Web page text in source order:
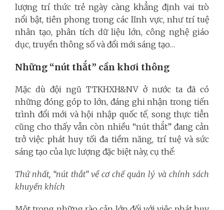
lượng trí thức trẻ ngày càng khẳng định vai trò
nổi bật, tiên phong trong các lĩnh vực, như trí tuệ
nhân tạo, phân tích dữ liệu lớn, công nghệ giáo
dục, truyền thông số và đổi mới sáng tạo…
Những “nút thắt” cần khơi thông
Mặc dù đội ngũ TTKHXH&NV ở nước ta đã có
những đóng góp to lớn, đáng ghi nhận trong tiến
trình đổi mới và hội nhập quốc tế, song thực tiễn
cũng cho thấy vẫn còn nhiều “nút thắt” đang cản
trở việc phát huy tối đa tiềm năng, trí tuệ và sức
sáng tạo của lực lượng đặc biệt này, cụ thể:
Thứ nhất, “nút thắt” về cơ chế quản lý và chính sách
khuyến khích